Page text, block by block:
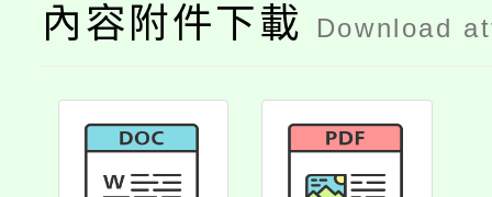
內容附件下載 Download